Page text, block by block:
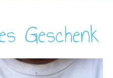
Geschenk